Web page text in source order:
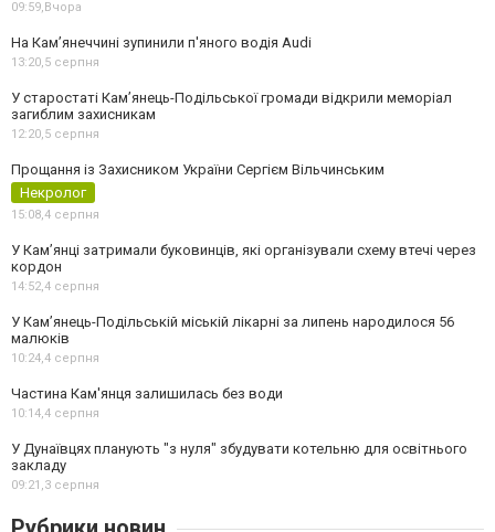
09:59, Вчора
На Камʼянеччині зупинили п'яного водія Audi
13:20,5 серпня
У старостаті Кам’янець-Подільської громади відкрили меморіал
загиблим захисникам
12:20,5 серпня
Прощання із Захисником України Сергієм Вільчинським
Некролог
15:08,4 серпня
У Кам’янці затримали буковинців, які організували схему втечі через
кордон
14:52,4 серпня
У Кам’янець-Подільській міській лікарні за липень народилося 56
малюків
10:24,4 серпня
Частина Кам'янця залишилась без води
10:14,4 серпня
У Дунаївцях планують "з нуля" збудувати котельню для освітнього
закладу
09:21,3 серпня